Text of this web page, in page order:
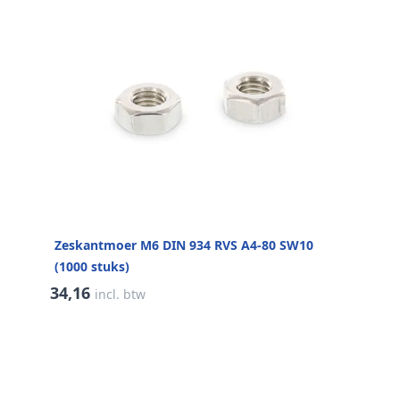
Zeskantmoer M6 DIN 934 RVS A4-80 SW10
(1000 stuks)
34,16 incl. btw